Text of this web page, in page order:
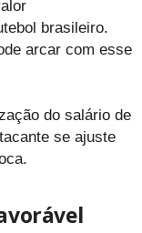
brasileiro.
arcar com esse
do salário de
se ajuste